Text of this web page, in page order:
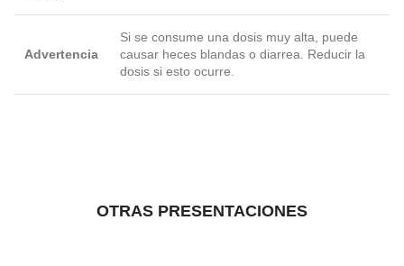
Advertencia
Si se consume una dosis muy alta, puede
causar heces blandas o diarrea. Reducir la
dosis si esto ocurre.
OTRAS PRESENTACIONES